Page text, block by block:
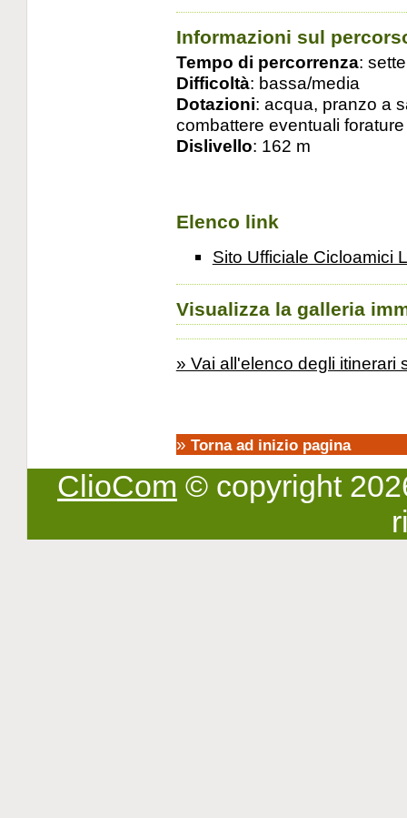
Informazioni sul
Tempo di percorrenza:
Difficoltà: bassa/media
Dotazioni: acqua, pranzo a
combattere eventuali
Dislivello: 162 m
Elenco link
Sito Ufficiale Cicloamici
Visualizza la galleria
» Vai all'elenco degli itinerari
» Torna ad inizio pagina
ClioCom © copyright